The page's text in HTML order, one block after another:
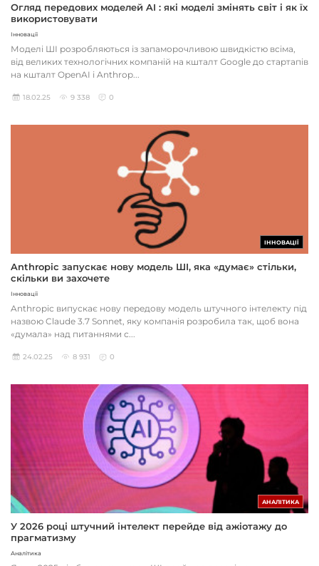
Огляд передових моделей AI : які моделі змінять світ і як їх
використовувати
Інновації
Моделі ШІ розробляються із запаморочливою швидкістю всіма,
від великих технологічних компаній на кшталт Google до стартапів
на кшталт OpenAI і Anthrop...
18.02.25 9 338 0
ІННОВАЦІЇ
Anthropic запускає нову модель ШІ, яка «думає» стільки,
скільки ви захочете
Інновації
Anthropic випускає нову передову модель штучного інтелекту під
назвою Claude 3.7 Sonnet, яку компанія розробила так, щоб вона
«думала» над питаннями с...
24.02.25 8 931 0
АНАЛІТИКА
У 2026 році штучний інтелект перейде від ажіотажу до
прагматизму
Аналітика